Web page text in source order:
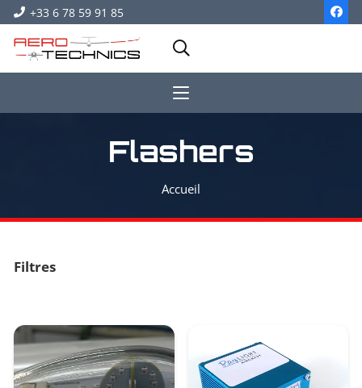
+33 6 78 59 91 85
Flashers
Accueil
Filtres